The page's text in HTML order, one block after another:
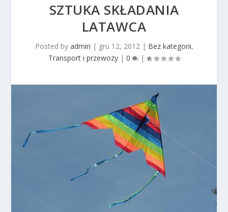
SZTUKA SKŁADANIA
LATAWCA
Posted by admin | gru 12, 2012| Bez kategorii,
Transport i przewozy| 0 |